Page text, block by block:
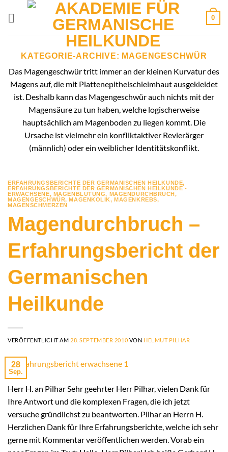
0
KATEGORIE-ARCHIVE: MAGENGESCHWÜR
Das Magengeschwür tritt immer an der kleinen Kurvatur des
Magens auf, die mit Plattenepithelschleimhaut ausgekleidet
ist. Deshalb kann das Magengeschwür auch nichts mit der
Magensäure zu tun haben, welche logischerweise
hauptsächlich am Magenboden zu liegen kommt. Die
Ursache ist vielmehr ein konfliktaktiver Revierärger
(männlich) oder ein weiblicher Identitätskonflikt.
ERFAHRUNGSBERICHTE DER GERMANISCHEN HEILKUNDE,
ERFAHRUNGSBERICHTE DER GERMANISCHEN HEILKUNDE -
ERWACHSENE, MAGENBLUTUNG, MAGENDURCHBRUCH,
MAGENGESCHWÜR,MAGENKOLIK,MAGENKREBS,
MAGENSCHMERZEN
Magendurchbruch –
Erfahrungsbericht der
Germanischen
Heilkunde
VERÖFFENTLICHT AM 28. SEPTEMBER 2010 VON HELMUT PILHAR
28
Sep.
Herr H. an Pilhar Sehr geehrter Herr Pilhar, vielen Dank für
Ihre Antwort und die komplexen Fragen, die ich jetzt
versuche gründlichst zu beantworten. Pilhar an Herrn H.
Herzlichen Dank für Ihre Erfahrungsberichte, welche ich sehr
gerne mit Kommentar veröffentlichen werden. Vorab ein